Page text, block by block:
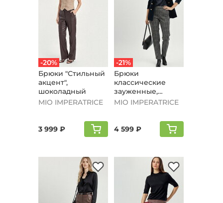
-20%
Брюки "Стильный
акцент",
шоколадный
MIO IMPERATRICE
3 999 ₽
-21%
Брюки
классические
зауженные,
коричневый
MIO IMPERATRICE
4 599 ₽